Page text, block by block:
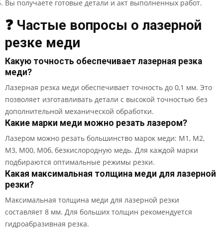
Вы получаете готовые детали и акт выполненных работ.
❓ Частые вопросы о лазерной
резке меди
Какую точность обеспечивает лазерная резка
меди?
Лазерная резка меди обеспечивает точность до 0,1 мм. Это
позволяет изготавливать детали с высокой точностью без
дополнительной механической обработки.
Какие марки меди можно резать лазером?
Лазером можно резать большинство марок меди: М1, М2,
М3, М00, М0б, безкислородную медь. Для каждой марки
подбираются оптимальные режимы резки.
Какая максимальная толщина меди для лазерной
резки?
Максимальная толщина меди для лазерной резки
составляет 8 мм. Для больших толщин рекомендуется
гидроабразивная резка.